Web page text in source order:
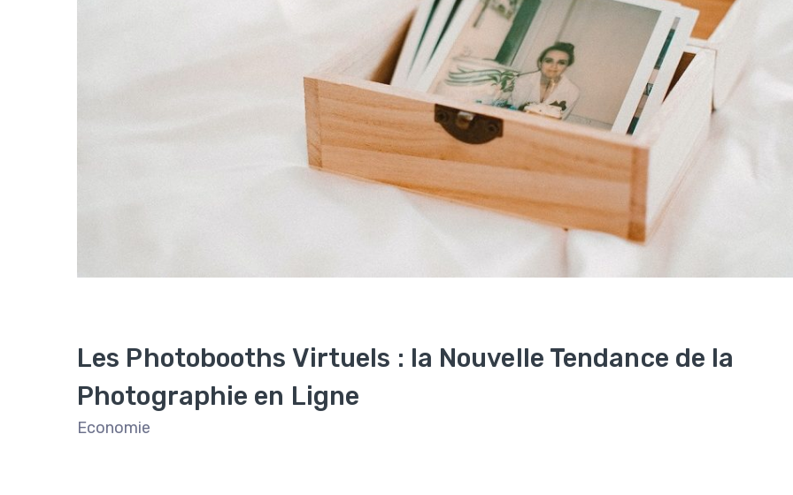
Les Photobooths Virtuels : la Nouvelle Tendance de la
Photographie en Ligne
Economie